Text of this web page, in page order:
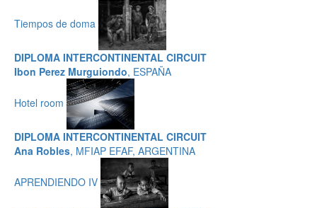
Tiempos de doma
DIPLOMA INTERCONTINENTAL CIRCUIT
Ibon Perez Murguiondo, ESPAÑA
Hotel room
DIPLOMA INTERCONTINENTAL CIRCUIT
Ana Robles, MFIAP EFAF, ARGENTINA
APRENDIENDO IV